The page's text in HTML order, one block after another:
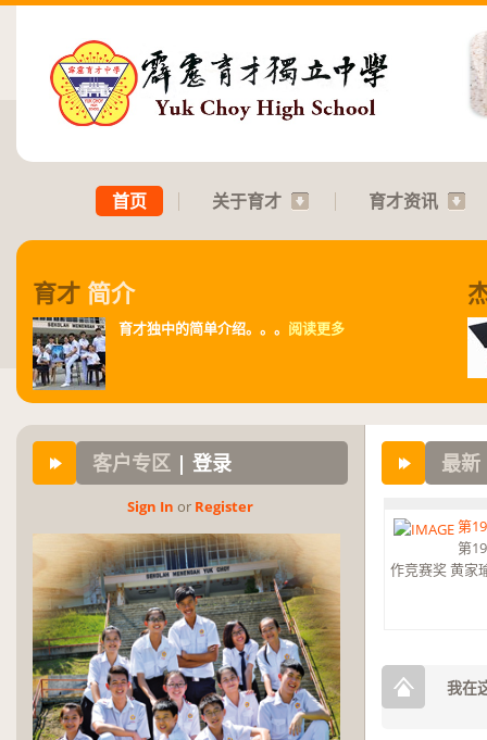
首页 关于育才 育才资讯
育才 简介
育才独中的简单介绍。。。 阅读更多
客户专区 | 登录
Sign In or Reg­is­ter
最新
2026
张恺恩（高三
第
第
作竞赛奖 黄家
我在